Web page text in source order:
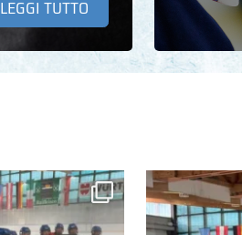
LEGGI TUTTO